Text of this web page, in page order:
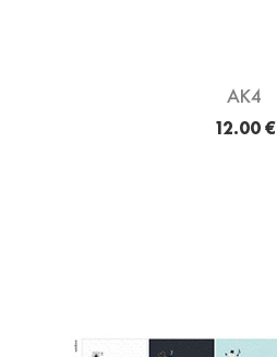
AK4
12.00 €